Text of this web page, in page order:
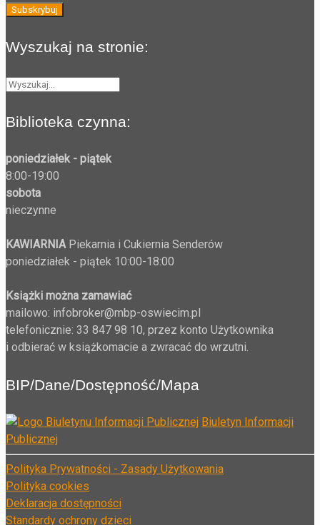
Wyszukaj na stronie:
Biblioteka czynna:
poniedziałek - piątek
8:00-19:00
sobota
nieczynne
KAWIARNIA Piekarnia i Cukiernia Senderów
poniedziałek - piątek 10:00-18:00
Książki można zamawiać
mailowo: infobroker@mbp-oswiecim.pl
telefonicznie: 33 847 98 10, przez konto Użytkownika
i odbierać w książkomacie a zwracać do wrzutni.
BIP/Dane/Dostępność/Mapa
Biuletyn Informacji
Publicznej
Polityka Prywatności - Zasady Użytkowania
Polityka cookies
Deklaracja dostępności
Standardy ochrony dzieci